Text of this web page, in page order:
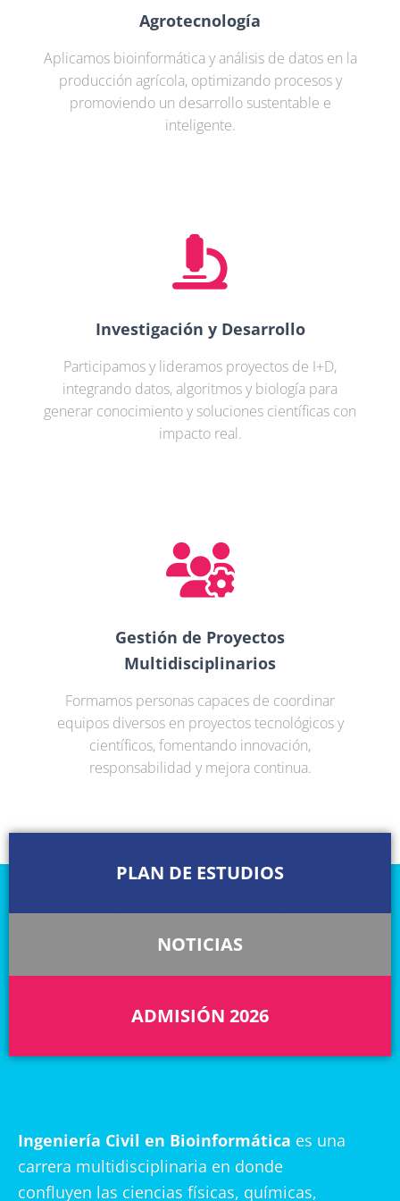
Agrotecnología
Aplicamos bioinformática y análisis de datos en la
producción agrícola, optimizando procesos y
promoviendo un desarrollo sustentable e
inteligente.
Investigación y Desarrollo
Participamos y lideramos proyectos de I+D,
integrando datos, algoritmos y biología para
generar conocimiento y soluciones científicas con
impacto real.
Gestión de Proyectos
Multidisciplinarios
Formamos personas capaces de coordinar
equipos diversos en proyectos tecnológicos y
científicos, fomentando innovación,
responsabilidad y mejora continua.
PLAN DE ESTUDIOS
NOTICIAS
ADMISIÓN 2026
Ingeniería Civil en Bioinformática es una
carrera multidisciplinaria en donde
confluyen las ciencias físicas, químicas,